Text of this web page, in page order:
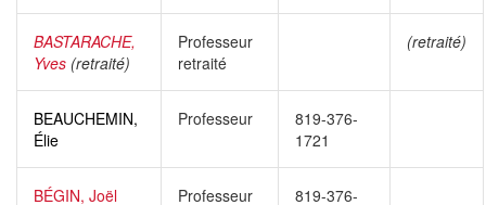
BASTARACHE,
Yves (retraité)
Professeur
retraité
(retraité)
BEAUCHEMIN,
Élie
Professeur
819-376-
1721
BÉGIN, Joël Professeur
819-376-